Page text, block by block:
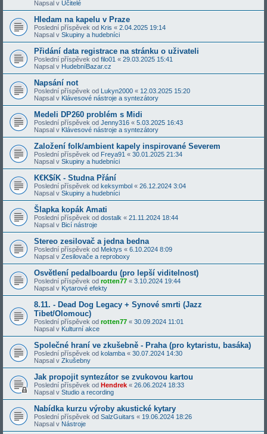
Napsal v Učitelé
Hledam na kapelu v Praze
Poslední příspěvek od Kris « 2.04.2025 19:14
Napsal v Skupiny a hudebníci
Přidání data registrace na stránku o uživateli
Poslední příspěvek od filo01 « 29.03.2025 15:41
Napsal v HudebníBazar.cz
Napsání not
Poslední příspěvek od Lukyn2000 « 12.03.2025 15:20
Napsal v Klávesové nástroje a syntezátory
Medeli DP260 problém s Midi
Poslední příspěvek od Jenny316 « 5.03.2025 16:43
Napsal v Klávesové nástroje a syntezátory
Založení folk/ambient kapely inspirované Severem
Poslední příspěvek od Freya91 « 30.01.2025 21:34
Napsal v Skupiny a hudebníci
K€K$íK - Studna Přání
Poslední příspěvek od keksymbol « 26.12.2024 3:04
Napsal v Skupiny a hudebníci
Šlapka kopák Amati
Poslední příspěvek od dostalk « 21.11.2024 18:44
Napsal v Bicí nástroje
Stereo zesilovač a jedna bedna
Poslední příspěvek od Mektys « 6.10.2024 8:09
Napsal v Zesilovače a reproboxy
Osvětlení pedalboardu (pro lepší viditelnost)
Poslední příspěvek od rotten77 « 3.10.2024 19:44
Napsal v Kytarové efekty
8.11. - Dead Dog Legacy + Synové smrti (Jazz
Tibet/Olomouc)
Poslední příspěvek od rotten77 « 30.09.2024 11:01
Napsal v Kulturní akce
Společné hraní ve zkušebně - Praha (pro kytaristu, basáka)
Poslední příspěvek od kolamba « 30.07.2024 14:30
Napsal v Zkušebny
Jak propojit syntezátor se zvukovou kartou
Poslední příspěvek od Hendrek « 26.06.2024 18:33
Napsal v Studio a recording
Nabídka kurzu výroby akustické kytary
Poslední příspěvek od SalzGuitars « 19.06.2024 18:26
Napsal v Nástroje